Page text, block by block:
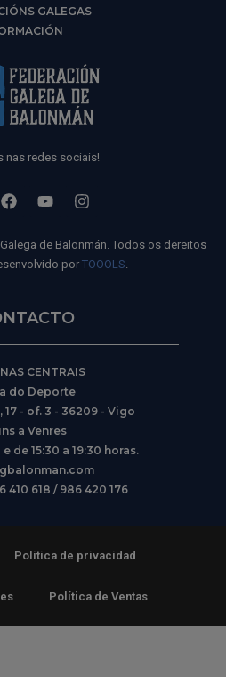
GALEGAS
nas redes sociais!
de Balonmán. Todos os dereitos
porTOOOLS.
CENTRAIS
do Deporte
17 - of. 3 - 36209 - Vigo
a Venres
de 15:30 a 19:30 horas.
410 618 / 986 420 176
Política de privacidad
Política de Ventas